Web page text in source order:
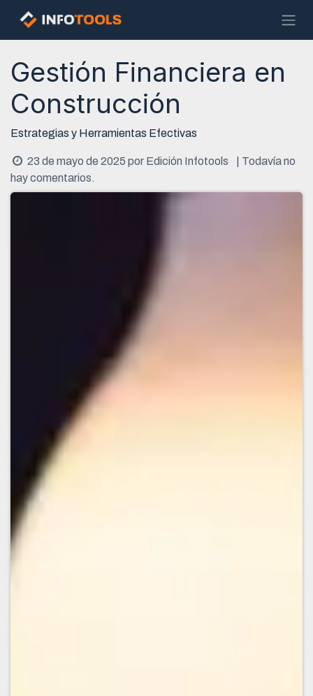
Ir al contenido
Gestión Financiera en
Construcción
Estrategias y Herramientas Efectivas
23 de mayo de 2025 por Edición Infotools
| Todavía no
hay comentarios.